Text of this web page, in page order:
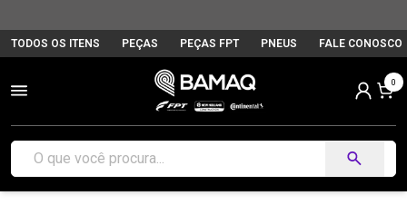
TODOS OS ITENS PEÇAS PEÇAS FPT PNEUS FALE CONOSCO
0